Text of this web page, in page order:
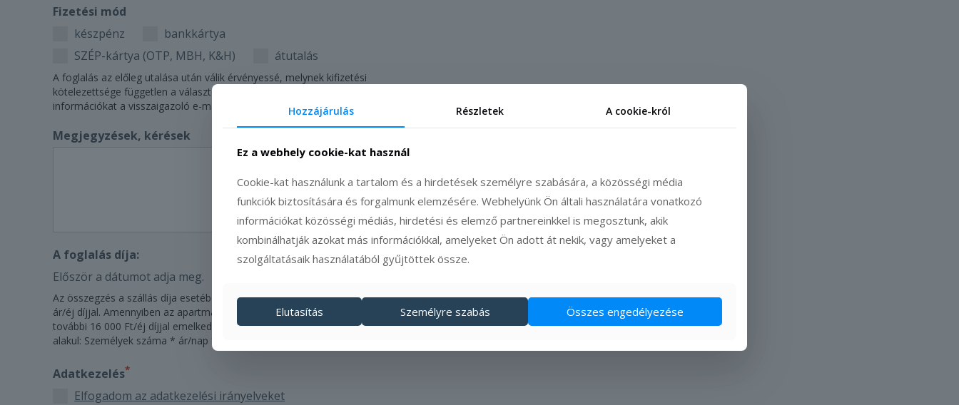
Fizetési mód
készpénz
bankkártya
SZÉP-kártya (OTP, MBH, K&H)
átutalás
A foglalás az előleg utalása után válik érvényessé, melynek kifizetési
kötelezettsége független a választott fizetési módtól. Az utalási
információkat a visszaigazoló e-mailben küldjük.
Megjegyzések, kérések
A foglalás díja:
Először a dátumot adja meg.
Az összegzés a szállás díja esetében az éjszakák számát szorozza meg az
ár/éj díjjal. Amennyiben az apartmant 6-8 fő részére foglalják, a szállás díja
további 16 000 Ft/éj díjjal emelkedik. A reggeli esetében a kalkuláció így
alakul: Személyek száma * ár/nap * napok száma.
Adatkezelés*
Elfogadom az adatkezelési irányelveket
Hozzájárulás Részletek A cookie-król
Ez a webhely cookie-kat használ
Cookie-kat használunk a tartalom és a hirdetések személyre szabására, a közösségi média
funkciók biztosítására és forgalmunk elemzésére. Webhelyünk Ön általi használatára vonatkozó
információkat közösségi médiás, hirdetési és elemző partnereinkkel is megosztunk, akik
kombinálhatják azokat más információkkal, amelyeket Ön adott át nekik, vagy amelyeket a
szolgáltatásaik használatából gyűjtöttek össze.
Elutasítás Személyre szabás Összes engedélyezése